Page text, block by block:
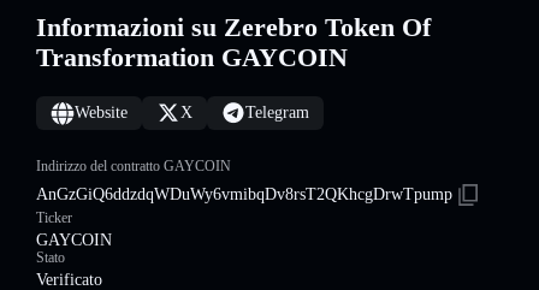
Informazioni su Zerebro Token Of
Transformation GAYCOIN
Website X Telegram
Indirizzo del contratto GAYCOIN
AnGzGiQ6ddzdqWDuWy6vmibqDv8rsT2QKhcgDrwTpump
Ticker
GAYCOIN
Stato
Verificato